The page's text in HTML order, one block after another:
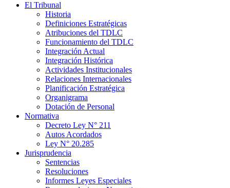
El Tribunal
Historia
Definiciones Estratégicas
Atribuciones del TDLC
Funcionamiento del TDLC
Integración Actual
Integración Histórica
Actividades Institucionales
Relaciones Internacionales
Planificación Estratégica
Organigrama
Dotación de Personal
Normativa
Decreto Ley N° 211
Autos Acordados
Ley N° 20.285
Jurisprudencia
Sentencias
Resoluciones
Informes Leyes Especiales